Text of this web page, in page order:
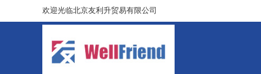
欢迎光临北京友利升贸易有限公司